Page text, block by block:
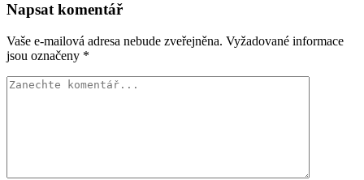
Napsat komentář
Vaše e-mailová adresa nebude zveřejněna. Vyžadované informace
jsou označeny *